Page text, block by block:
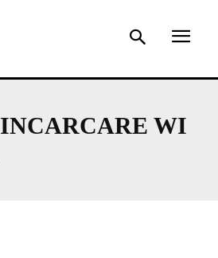
INCARCARE WI